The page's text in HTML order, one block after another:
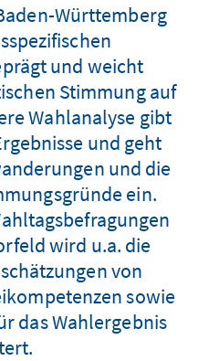
Württemberg
und weicht
Stimmung auf
Wahlanalyse gibt
und geht
und die
ein.
wird u.a. die
von
sowie
das Wahlergebnis